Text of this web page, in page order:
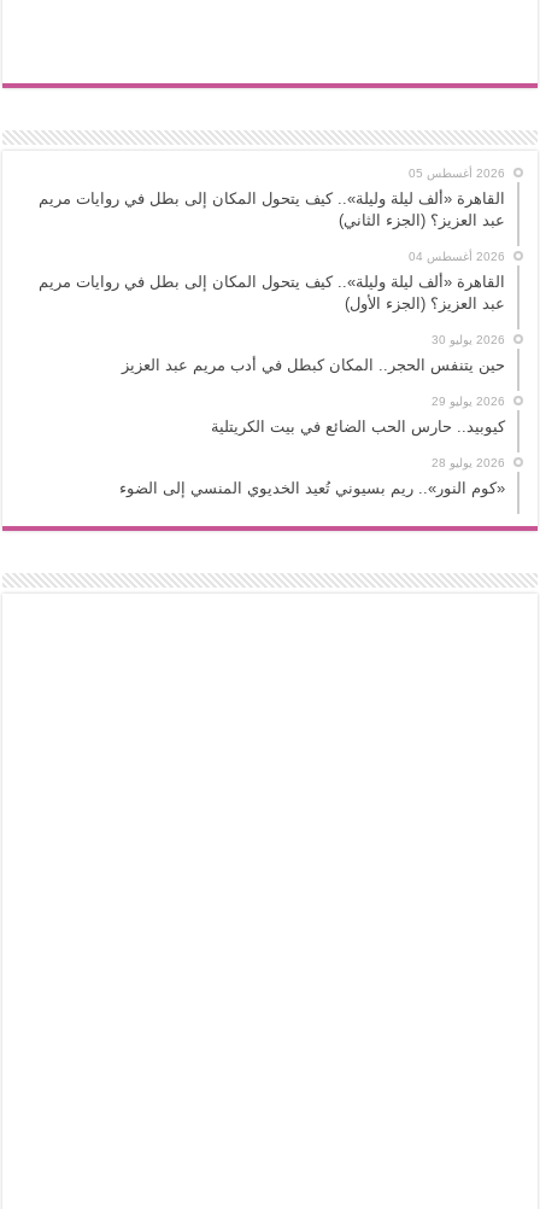
2026 أغسطس 05
القاهرة «ألف ليلة وليلة».. كيف يتحول المكان إلى بطل في روايات مريم
عبد العزيز؟ (الجزء الثاني)
2026 أغسطس 04
القاهرة «ألف ليلة وليلة».. كيف يتحول المكان إلى بطل في روايات مريم
عبد العزيز؟ (الجزء الأول)
2026 يوليو 30
حين يتنفس الحجر.. المكان كبطل في أدب مريم عبد العزيز
2026 يوليو 29
كيوبيد.. حارس الحب الضائع في بيت الكريتلية
2026 يوليو 28
«كوم النور».. ريم بسيوني تُعيد الخديوي المنسي إلى الضوء